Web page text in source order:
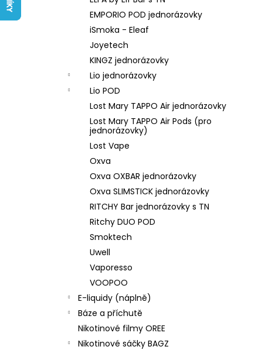
EMPORIO POD jednorázovky
iSmoka - Eleaf
Joyetech
KINGZ jednorázovky
Lio jednorázovky
Lio POD
Lost Mary TAPPO Air jednorázovky
Lost Mary TAPPO Air Pods (pro
jednorázovky)
Lost Vape
Oxva
Oxva OXBAR jednorázovky
Oxva SLIMSTICK jednorázovky
RITCHY Bar jednorázovky s TN
Ritchy DUO POD
Smoktech
Uwell
Vaporesso
VOOPOO
E-liquidy (náplně)
Báze a příchutě
Nikotinové filmy OREE
Nikotinové sáčky BAGZ
LIQUID ARAMAX 4PACK CIGAR
TOBACCO 4X10ML-18MG
558 Kč